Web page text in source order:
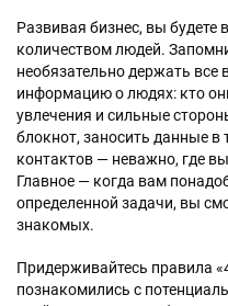
Развивая бизнес, вы будете
количеством людей.
необязательно держать
информацию о людях: кто
увлечения и сильные
блокнот, заносить данные в
контактов — неважно, где
Главное — когда вам
определенной задачи, вы
знакомых.
Придерживайтесь правила
познакомились с